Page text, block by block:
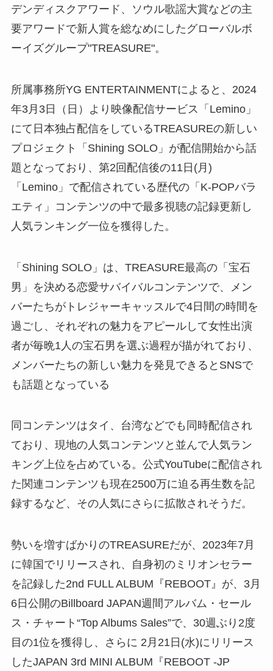
デンディスクアワード、ソウル歌謡大賞などの主
要アワードで新人賞を総なめにしたグローバルボ
ーイズグループ"TREASURE"。
所属事務所YG ENTERTAINMENTによると、2024
年3月3日（日）より映像配信サービス「Lemino」
にて日本独占配信をしているTREASUREの新しい
プロジェクト「Shining SOLO」が配信開始から話
題となっており、第2回配信後の11日(月)
「Lemino」で配信されている歴代の「K-POPバラ
エティ」コンテンツの中で最多視聴の記録更新し
人気ランキング一位を獲得した。
「Shining SOLO」は、TREASURE最高の「宝石
男」を決める恋愛サバイバルコンテンツで、メン
バーたちがトレジャーキャッスルで4日間の時間を
過ごし、それぞれの魅力をアピールして女性出演
者が毎晩1人の宝石男を選ぶ過程が描がれており、
メンバーたちの新しい魅力を発見できるとSNSで
も話題となっている
同コンテンツはタイ、台湾などでも同時配信され
ており、現地の人気コンテンツと並んで人気ラン
キング上位を占めている。公式YouTubeに配信され
た関連コンテンツも現在2500万に迫る再生数を記
録するなど、その人気にさらに拡散されそうだ。
勢いを増すばかりのTREASUREだが、2023年7月
に韓国でリリースされ、自身初のミリオンセラー
を記録した2nd FULL ALBUM『REBOOT』が、3月
6日公開のBillboard JAPAN週間アルバム・セール
ス・チャート“Top Albums Sales”で、30週ぶり2度
目の1位を獲得し、さらに 2月21日(水)にリリース
したJAPAN 3rd MINI ALBUM『REBOOT -JP